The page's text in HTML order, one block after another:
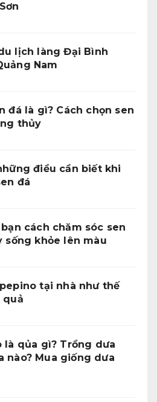
lịch làng Đại Bình
Nam
đá là gì? Cách chọn sen
thủy
điều cần biết khi
đá
cách chăm sóc sen
sống khỏe lên màu
tại nhà như thế
quả
là qủa gì? Trồng dưa
nào? Mua giống dưa